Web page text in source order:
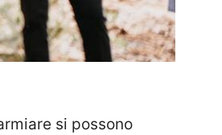
si possono